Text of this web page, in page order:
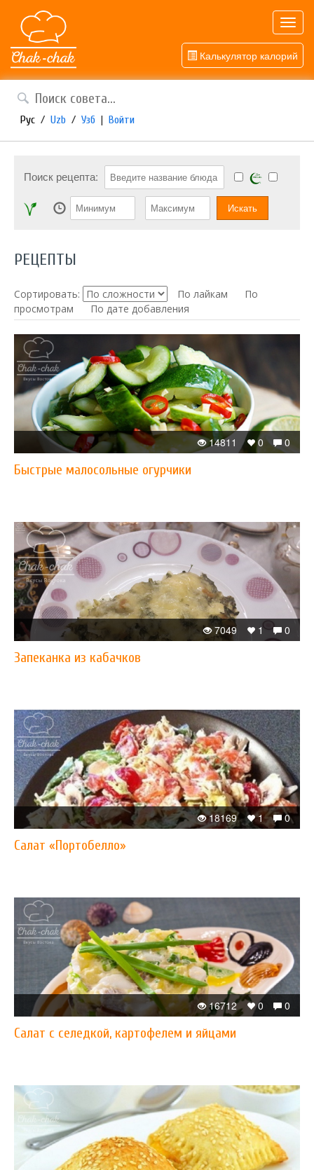
Калькулятор калорий
Рус / Uzb / Узб | Войти
Поиск рецепта:
РЕЦЕПТЫ
Сортировать: По лайкам
По
просмотрам
По дате добавления
0
0
14811
Быстрые малосольные огурчики
0
1
7049
Запеканка из кабачков
0
1
18169
Салат «Портобелло»
0
0
16712
Салат с селедкой, картофелем и яйцами